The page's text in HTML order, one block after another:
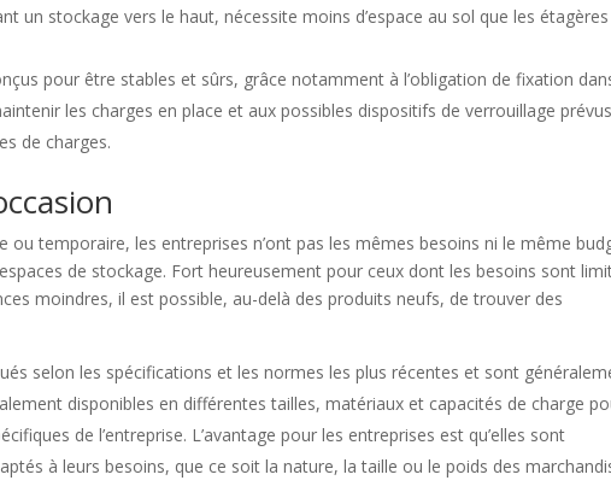
un stockage vers le haut, nécessite moins d’espace au sol que les étagères
pour être stables et sûrs, grâce notamment à l’obligation de fixation
les charges en place et aux possibles dispositifs de verrouillage prévus
de charges.
ou temporaire, les entreprises n’ont pas les mêmes besoins ni le même
de stockage. Fort heureusement pour ceux dont les besoins sont
moindres, il est possible, au-delà des produits neufs, de trouver des
selon les spécifications et les normes les plus récentes et sont
disponibles en différentes tailles, matériaux et capacités de charge
de l’entreprise. L’avantage pour les entreprises est qu’elles sont
à leurs besoins, que ce soit la nature, la taille ou le poids des